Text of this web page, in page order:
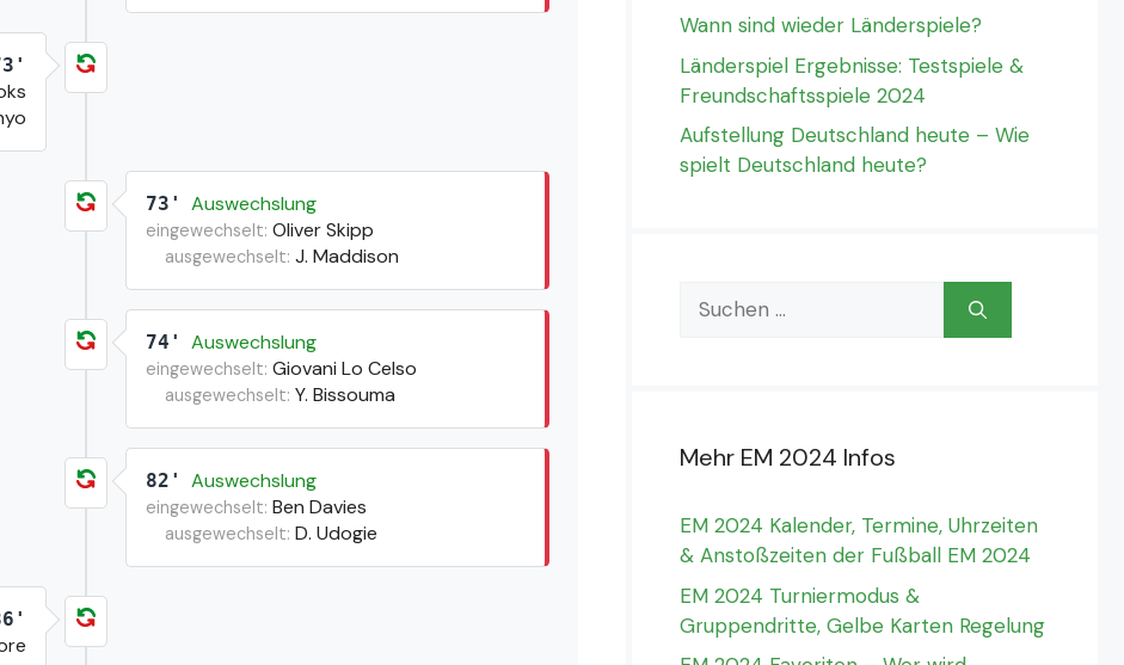
73' Auswechslung
eingewechselt: Oliver Skipp
ausgewechselt: J. Maddison
74' Auswechslung
eingewechselt: Giovani Lo Celso
ausgewechselt: Y. Bissouma
82' Auswechslung
eingewechselt: Ben Davies
ausgewechselt: D. Udogie
Wann sind wieder Länderspiele?
Länderspiel Ergebnisse: Testspiele &
Freundschaftsspiele 2024
Aufstellung Deutschland heute – Wie
spielt Deutschland heute?
Suchen
nach:
Mehr EM 2024 Infos
EM 2024 Kalender, Termine, Uhrzeiten
& Anstoßzeiten der Fußball EM 2024
EM 2024 Turniermodus &
Gruppendritte, Gelbe Karten Regelung